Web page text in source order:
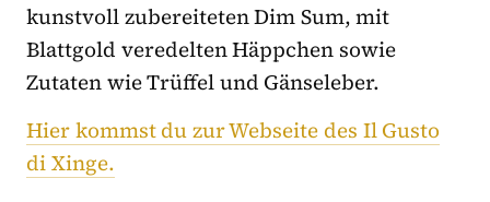
kunstvoll zubereiteten Dim Sum, mit
Blattgold veredelten Häppchen sowie
Zutaten wie Trüffel und Gänseleber.
Hier kommst du zur Webseite des Il Gusto
di Xinge.